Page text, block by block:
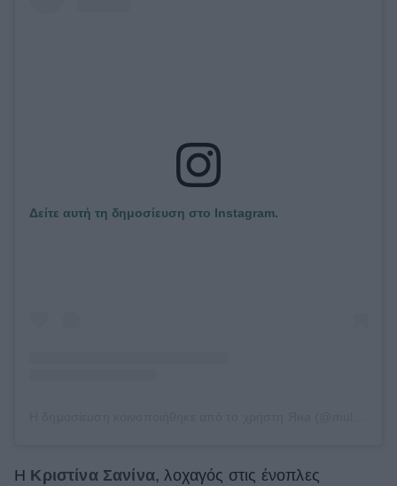
Δείτε αυτή τη δημοσίευση στο Instagram.
Η Κριστίνα Σανίνα, λοχαγός στις ένοπλες